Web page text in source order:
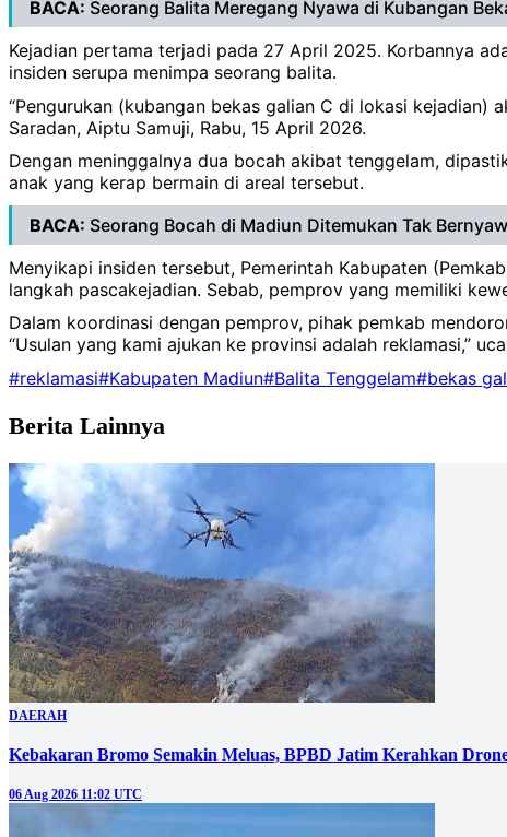
BACA: Seorang Balita Meregang Nyawa di Kubangan
Kejadian pertama terjadi pada 27 April 2025. Korbannya
insiden serupa menimpa seorang balita.
“Pengurukan (kubangan bekas galian C di lokasi kejadian)
Saradan, Aiptu Samuji, Rabu, 15 April 2026.
Dengan meninggalnya dua bocah akibat tenggelam,
anak yang kerap bermain di areal tersebut.
BACA: Seorang Bocah di Madiun Ditemukan Tak
Menyikapi insiden tersebut, Pemerintah Kabupaten
langkah pascakejadian. Sebab, pemprov yang memiliki
Dalam koordinasi dengan pemprov, pihak pemkab
“Usulan yang kami ajukan ke provinsi adalah reklamasi,”
#reklamasi#Kabupaten Madiun#Balita Tenggelam#bekas
Berita Lainnya
DAERAH
Kebakaran Bromo Semakin Meluas, BPBD Jatim Kerahkan
06 Aug 2026 11:02 UTC